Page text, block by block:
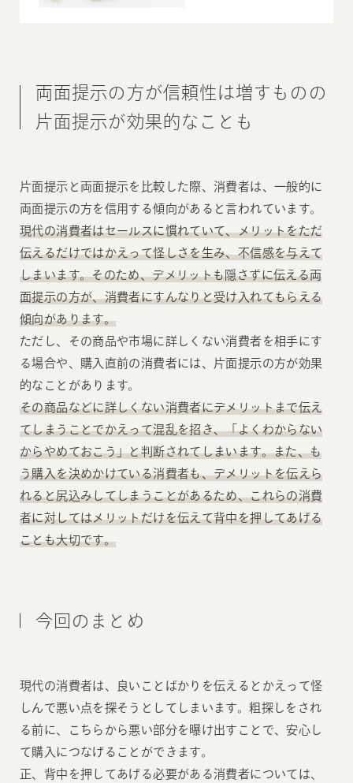
両面提示の方が信頼性は増すものの
片面提示が効果的なことも
片面提示と両面提示を比較した際、消費者は、一般的に
両面提示の方を信用する傾向があると言われています。
現代の消費者はセールスに慣れていて、メリットをただ
伝えるだけではかえって怪しさを生み、不信感を与えて
しまいます。そのため、デメリットも隠さずに伝える両
面提示の方が、消費者にすんなりと受け入れてもらえる
傾向があります。
ただし、その商品や市場に詳しくない消費者を相手にす
る場合や、購入直前の消費者には、片面提示の方が効果
的なことがあります。
その商品などに詳しくない消費者にデメリットまで伝え
てしまうことでかえって混乱を招き、「よくわからない
からやめておこう」と判断されてしまいます。また、も
う購入を決めかけている消費者も、デメリットを伝えら
れると尻込みしてしまうことがあるため、これらの消費
者に対してはメリットだけを伝えて背中を押してあげる
ことも大切です。
今回のまとめ
現代の消費者は、良いことばかりを伝えるとかえって怪
しんで悪い点を探そうとしてしまいます。粗探しをされ
る前に、こちらから悪い部分を曝け出すことで、安心し
て購入につなげることができます。
正、背中を押してあげる必要がある消費者については、